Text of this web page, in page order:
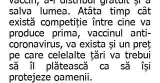
salva lumea. Atâta timp cât
există competiție între cine va
produce prima, vaccinul anti-
coronavirus, va exista și un preț
pe care celelalte țări va trebui
să îl plătească ca să își
protejeze oamenii.